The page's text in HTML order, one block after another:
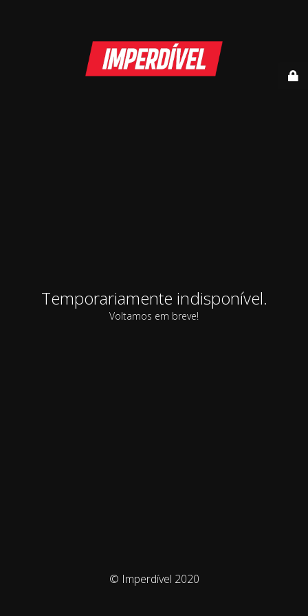
Temporariamente indisponível.
Voltamos em breve!
© Imperdível 2020